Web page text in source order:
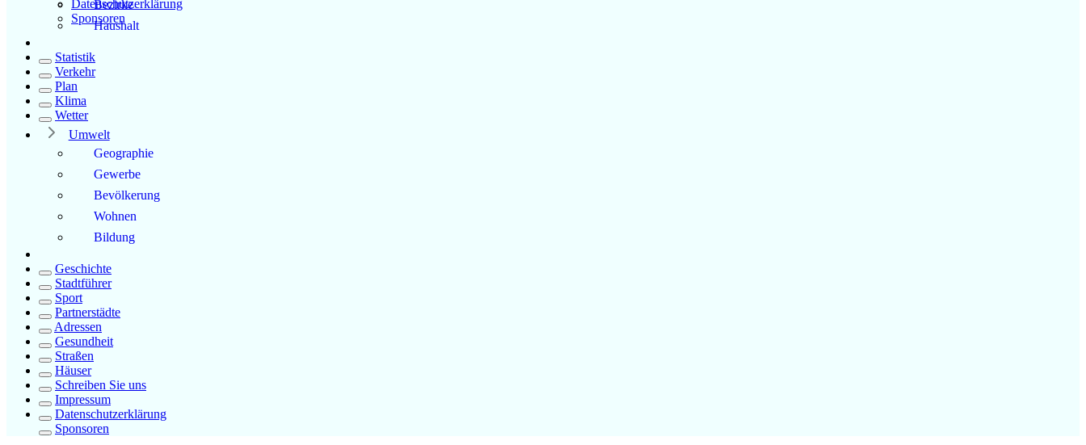
Datenschutzerklärung
Sponsoren
Bezirke
Haushalt
Statistik
Verkehr
Plan
Klima
Wetter
Umwelt
Geographie
Gewerbe
Bevölkerung
Wohnen
Bildung
Geschichte
Stadtführer
Sport
Partnerstädte
Adressen
Gesundheit
Straßen
Häuser
Schreiben Sie uns
Impressum
Datenschutzerklärung
Sponsoren